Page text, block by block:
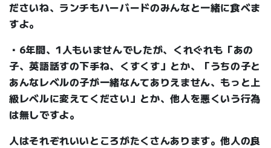
ださいね、ランチもハーバードのみんなと一緒に食べま
すよ。
・6年間、1人もいませんでしたが、くれぐれも「あの
子、英語話すの下手ね、くすくす」とか、「うちの子と
あんなレベルの子が一緒なんてありえません、もっと上
級レベルに変えてください」とか、他人を悪くいう行為
は無しですよ。
人はそれぞれいいところがたくさんあります。他人の良